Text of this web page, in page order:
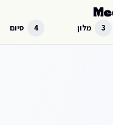
3 מלון 4 סיום